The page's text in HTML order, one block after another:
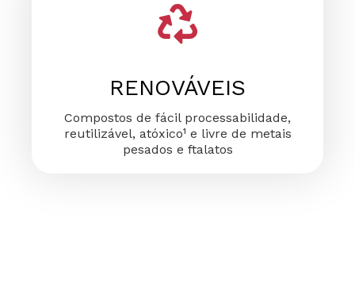
RENOVÁVEIS
Compostos de fácil processabilidade,
reutilizável, atóxico¹ e livre de metais
pesados e ftalatos